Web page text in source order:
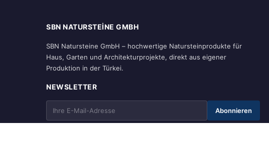
SBN NATURSTEINE GMBH
SBN Natursteine GmbH – hochwertige Natursteinprodukte für
Haus, Garten und Architekturprojekte, direkt aus eigener
Produktion in der Türkei.
NEWSLETTER
Abonnieren